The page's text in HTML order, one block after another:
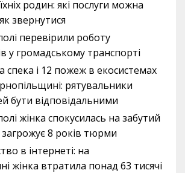
родин: які послуги можна
звернутися
перевірили роботу
у громадському транспорті
спека і 12 пожеж в екосистемах
рятувальники
бути відповідальними
жінка спокусилась на забутий
8 років тюрми
в інтернеті: на
жінка втратила понад 63 тисячі